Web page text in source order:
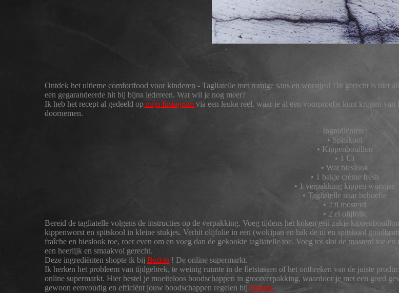
Ontdek het ultieme comfortfood voor kinderen - Tagliatelle met romige saus en worstjes! Dit gerecht is niet
een gegarandeerde hit bij bijna iedereen. Wat wil je nog meer?
Ik heb het recept al gedeeld op mijn Instagram via een leuke reel, waar je al een voorproefje kunt krijgen
doornemen.
Ingrediënten :
• Spitskool
• Kippenbouillon
• 1 Ui
• Wat bieslook
• 1 bakje crème fresh
• 1 verpakking kippen worstjes
• Tagliatelle naar behoefte
• 2 tl mosterd
• 2 el olijfolie
Bereid de tagliatelle volgens de instructies op de verpakking. Voeg tijdens het koken een zakje
kippenworst en spitskool in kleine stukjes. Verhit olijfolie in een (wok)pan en bak de ui en spitskool
fraîche en bieslook toe, roer even om en voeg dan de gekookte tagliatelle toe. Voeg tot slot de mosterd toe
een heerlijk en smaakvol gerecht.
Deze ingrediënten shopte ik bij Butlon ! De online supermarkt.
Ik herken het probleem van tijdgebrek, te weinig ruimte in de fietstassen of het ontbreken van de juiste
online supermarkt. Hier bestel je moeiteloos boodschappen in grootverpakking, waardoor je met een goed
gewoon eenvoudig en efficiënt jouw boodschappen regelen bij Butlon.